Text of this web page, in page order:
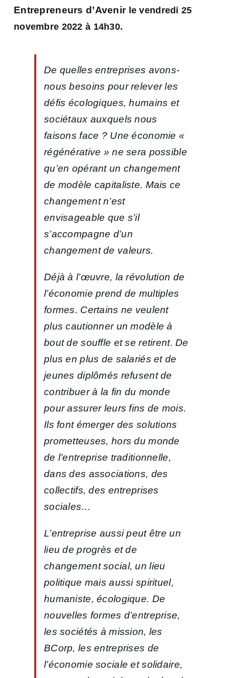
Entrepreneurs d’Avenir le vendredi 25
novembre 2022 à 14h30.
De quelles entreprises avons-
nous besoins pour relever les
défis écologiques, humains et
sociétaux auxquels nous
faisons face ? Une économie «
régénérative » nesera possible
qu’en opérant un changement
de modèle capitaliste. Mais ce
changement n’est
envisageable que s’il
s’accompagne d’un
changement de valeurs.
Déjà à l’œuvre, la révolution de
l’économie prend de multiples
formes. Certains ne veulent
plus cautionner un modèle à
bout de souffle et se retirent. De
plus en plus de salariés et de
jeunes diplômés refusent de
contribuer à la fin du monde
pour assurer leurs fins de mois.
Ils font émerger des solutions
prometteuses, hors du monde
de l’entreprise traditionnelle,
dans des associations, des
collectifs, des entreprises
sociales…
L’entreprise aussi peut être un
lieu de progrès et de
changement social, un lieu
politique mais aussi spirituel,
humaniste, écologique. De
nouvelles formes d’entreprise,
les sociétés à mission, les
BCorp, les entreprises de
l’économie sociale et solidaire,